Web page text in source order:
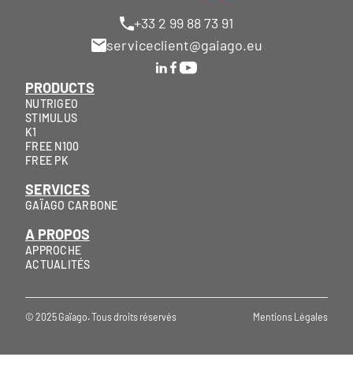
+33 2 99 88 73 91
serviceclient@gaiago.eu
PRODUCTS
NUTRIGEO
STIMULUS
K1
FREE N100
FREE PK
SERVICES
GAÏAGO CARBONE
A PROPOS
APPROCHE
ACTUALITÉS
© 2025 Gaïago. Tous droits réservés Mentions Légales